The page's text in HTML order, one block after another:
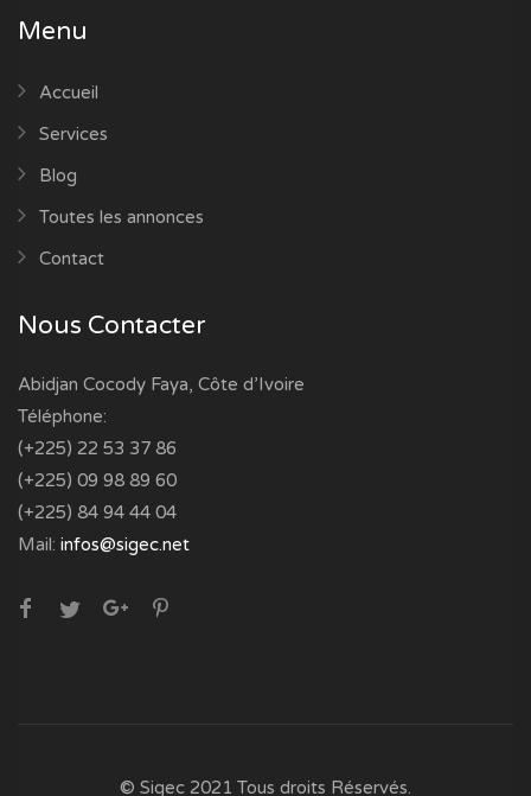
Menu
Accueil
Services
Blog
Toutes les annonces
Contact
Nous Contacter
Abidjan Cocody Faya, Côte d’Ivoire
Téléphone:
(+225) 22 53 37 86
(+225) 09 98 89 60
(+225) 84 94 44 04
Mail: infos@sigec.net
© Sigec 2021 Tous droits Réservés.